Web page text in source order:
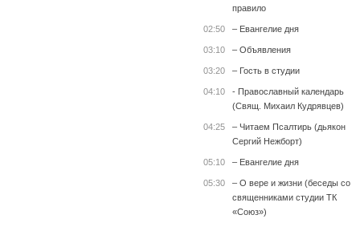
правило
02:50 – Евангелие дня
03:10 – Объявления
03:20 – Гость в студии
04:10
- Православный календарь
(Свящ. Михаил Кудрявцев)
04:25
– Читаем Псалтирь (дьякон
Сергий Нежборт)
05:10 – Евангелие дня
05:30
– О вере и жизни (беседы со
священниками студии ТК
«Союз»)